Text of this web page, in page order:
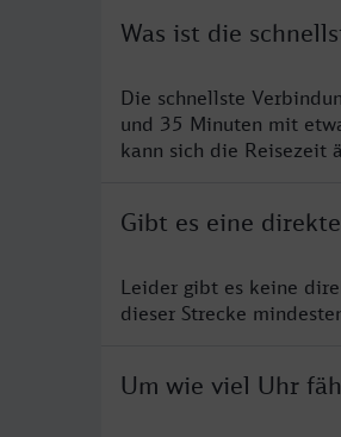
Was ist die
Die schnellste
und 35 Minuten mit
kann sich die Reisezeit
Gibt es eine
Leider gibt es keine
dieser Strecke
Um wie viel Uhr